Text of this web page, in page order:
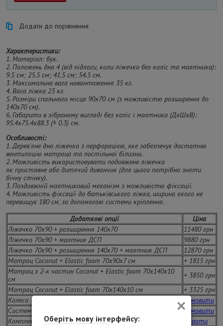
Додати до порівняння
Характеристики:
1. Матеріал: бук.
2. Положень дна 4 (від підлоги, коли ліжечко без коліс та маятника):
9.5 см; 25.5 см; 41.5 см; 54.5 см.
3. Максимальна вага навантаження 35 кг.
4. Вага ліжка 23 кг.
5. Розміри спального місця 90х70 см (з можливістю розширення до
140х70 см).
6. Габарити в зібраному вигляді без коліс і маятника (ДхШхВ):
95.4х75.4х88.3 (± 0.3) см.
Особливості:
1. Дерев'яне дно ліжечка з перфорацією, яке забезпечує достатню
вентиляцію матраца та постільної білизни.
2. Можливість використовувати подовжене ліжечко
як приставне або дитячий диванчик (для цього потрібно зняти
бічну стінку).
3. Поздовжній маятниковий механізм з можливістю фіксації.
4. Можливість фіксації до батьківського ліжка, ширина якого не
перевищує 180 см, за допомогою системи кріплення.
Додаткові опції
Ціна
Ліжечко 70х90 + розширення 140х70
11480 грн
Ліжечко 70х90 + маятник ДСП
9880 грн
Ліжечко 70х90 + розширення 140х70 + маятник ДСП
12870 грн
Матрац Coconut + Elastic foam 70х90х7 см
+ 1815 грн
Матрац з 2-х частин Coconut + Elastic foam 70х140х10
см
+ 3850 грн
Матрац Coconut + Elastic foam 70х140х10 см
+ 3325 грн
Колеса
Замовити
Система кріплення до батьківського ліжка
Замовити
Комплекти постільної білизни
Обрати
×
Оберіть мову інтерфейсу: